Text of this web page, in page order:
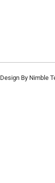
By Nimble